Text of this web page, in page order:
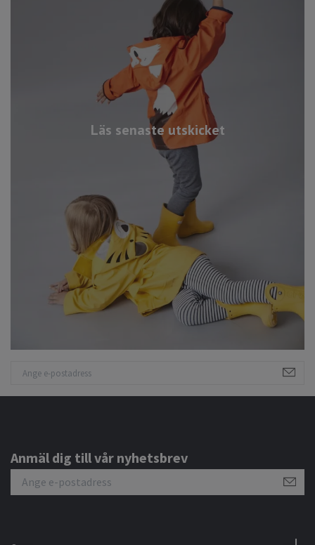
Läs senaste utskicket
Anmäl dig till vår nyhetsbrev